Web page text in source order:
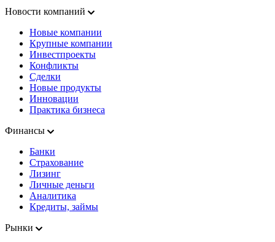
Новости компаний
Новые компании
Крупные компании
Инвестпроекты
Конфликты
Сделки
Новые продукты
Инновации
Практика бизнеса
Финансы
Банки
Страхование
Лизинг
Личные деньги
Аналитика
Кредиты, займы
Рынки